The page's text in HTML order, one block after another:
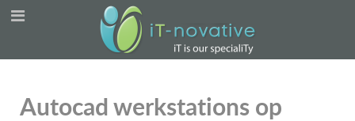
Autocad werkstations op